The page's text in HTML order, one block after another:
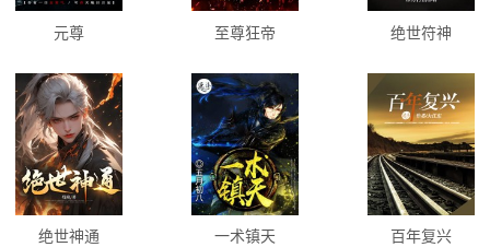
元尊 至尊狂帝 绝世符神
绝世神通 一术镇天 百年复兴